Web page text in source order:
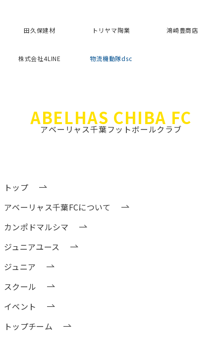
田久保建材 トリヤマ陶業 鴻崎豊商店
株式会社4LINE 物流機動隊dsc
ABELHAS CHIBA FC
アベーリャス千葉フットボールクラブ
トップ
アベーリャス千葉FCについて
カンポドマルシマ
ジュニアユース
ジュニア
スクール
イベント
トップチーム